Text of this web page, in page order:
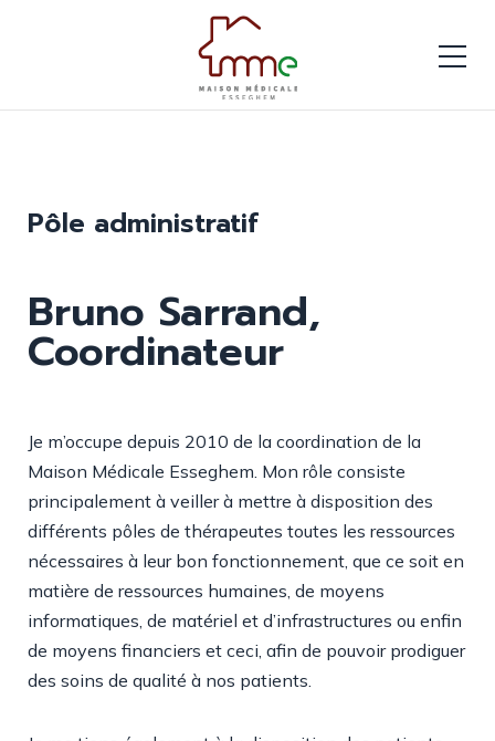
Pôle administratif
Bruno Sarrand,
Coordinateur
Je m’occupe depuis 2010 de la coordination de la
Maison Médicale Esseghem. Mon rôle consiste
principalement à veiller à mettre à disposition des
différents pôles de thérapeutes toutes les ressources
nécessaires à leur bon fonctionnement, que ce soit en
matière de ressources humaines, de moyens
informatiques, de matériel et d’infrastructures ou enfin
de moyens financiers et ceci, afin de pouvoir prodiguer
des soins de qualité à nos patients.